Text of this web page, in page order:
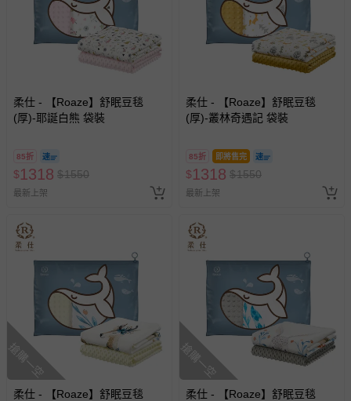
-個人衛生用品（例如尿布、貼身衣物、泳裝、襪子、地
墊、寢具類等）。
-新生兒親膚衣物（嬰幼兒包巾與背巾、包屁衣、學習
褲、紗布衣等）。
-接觸性孕哺產品（奶嘴、奶瓶、擠乳器、哺乳衣、托腹
-其他原廠盒裝商品封口處已貼上「不可拆封」，或具警
示字句等說明貼紙、封條者。
國際航空、客運、訂房等服務。
相關的退換貨辦理流程，可詳見：退換貨 & 退款問題
其他常見問題：
運送服務：目前提供的運送僅限台灣本島。如您位於離島地
區，可能會無法配送，或須依據商品需加收離島運費。廠商
亦保留出貨與否的權利。離島、偏遠地區、樓層親送等加價
費用，可能會另需加收。
商品實際的配達日期，可於訂單個人資料內的查詢訂單內，
已出貨通知之訊息為主。
如您收到商品，請依正常流程檢查是否完好，若商品遇瑕疵
情形，您可申請更換新品或退貨，請見：退貨的辦理流程
柔仕 - 【Roaze】舒眠豆毯
(厚)-耶誕白熊 袋裝
85折
$1318 $1550
最新上架
柔仕 - 【Roaze】舒眠豆毯
(厚)-叢林奇遇記 袋裝
85折 即將售完
$1318 $1550
最新上架
搶購一空
柔仕 - 【Roaze】舒眠豆毯
搶購一空
柔仕 - 【Roaze】舒眠豆毯